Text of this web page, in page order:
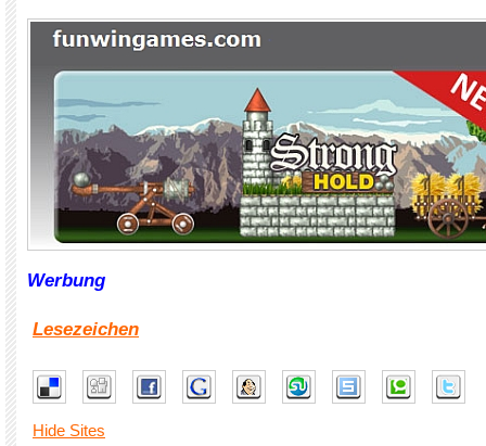
Werbung
Lesezeichen
Hide Sites